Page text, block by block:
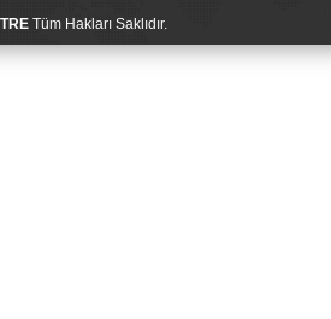
Tüm Hakları Saklıdır.